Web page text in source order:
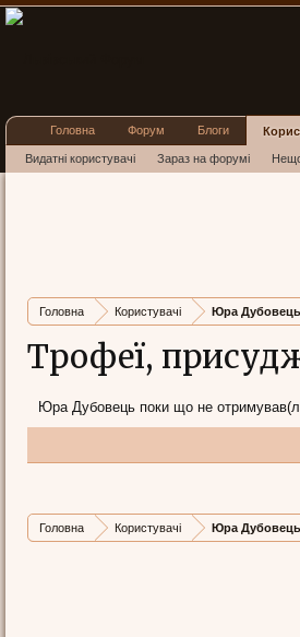
Головна Користувачі Юра Дубовець
Трофеї,
Юра Дубовець поки що не
Головна Користувачі Юра Дубовець
Головна Форум Блоги
Видатні користувачі Зараз на форумі